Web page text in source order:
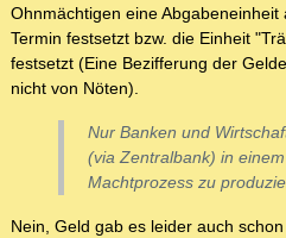
Ohnmächtigen eine
Termin festsetzt bzw. die Einheit
festsetzt (Eine Bezifferung der
nicht von Nöten).
Nur Banken und
(via Zentralbank) in einem
Machtprozess zu
Nein, Geld gab es leider auch